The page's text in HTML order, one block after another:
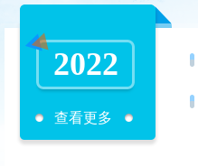
2022
查看更多